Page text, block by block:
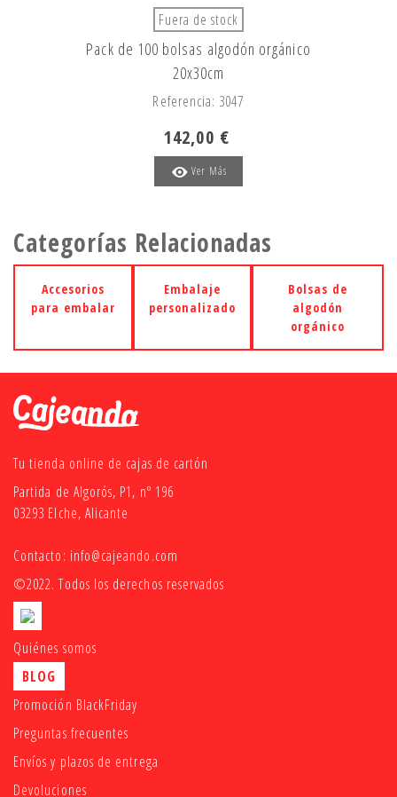
Fuera de stock
Pack de 100 bolsas algodón orgánico
20x30cm
Referencia: 3047
142,00 €
Ver Más
Categorías Relacionadas
Accesorios
para embalar
Embalaje
personalizado
Bolsas de
algodón
orgánico
Tu tienda online de cajas de cartón
Partida de Algorós, P1, nº 196
03293 Elche, Alicante
Contacto: info@cajeando.com
©2022. Todos los derechos reservados
Quiénes somos
BLOG
Promoción BlackFriday
Preguntas frecuentes
Envíos y plazos de entrega
Devoluciones